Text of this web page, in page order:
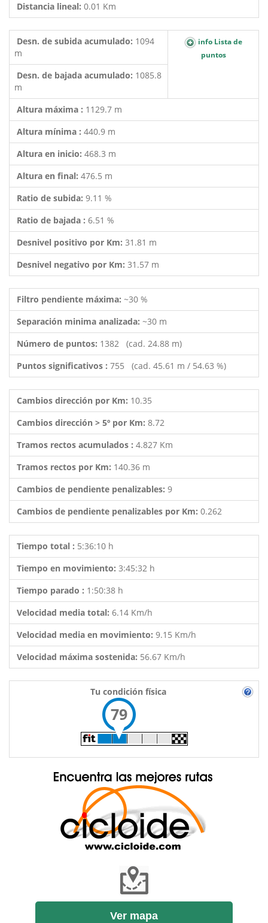
Distancia lineal: 0.01 Km
Desn. de subida acumulado: 1094
m
info Lista de
puntos
Desn. de bajada acumulado: 1085.8
m
Altura máxima : 1129.7 m
Altura mínima : 440.9 m
Altura en inicio: 468.3 m
Altura en final: 476.5 m
Ratio de subida: 9.11 %
Ratio de bajada : 6.51 %
Desnivel positivo por Km: 31.81 m
Desnivel negativo por Km: 31.57 m
Filtro pendiente máxima: ~30 %
Separación minima analizada: ~30 m
Número de puntos: 1382 (cad. 24.88 m)
Puntos significativos : 755 (cad. 45.61 m / 54.63 %)
Cambios dirección por Km: 10.35
Cambios dirección > 5º por Km: 8.72
Tramos rectos acumulados : 4.827 Km
Tramos rectos por Km: 140.36 m
Cambios de pendiente penalizables: 9
Cambios de pendiente penalizables por Km: 0.262
Tiempo total : 5:36:10 h
Tiempo en movimiento: 3:45:32 h
Tiempo parado : 1:50:38 h
Velocidad media total: 6.14 Km/h
Velocidad media en movimiento: 9.15 Km/h
Velocidad máxima sostenida: 56.67 Km/h
Tu condición física
79
Ver mapa